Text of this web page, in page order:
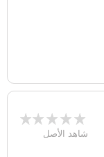
شاهد الأصل